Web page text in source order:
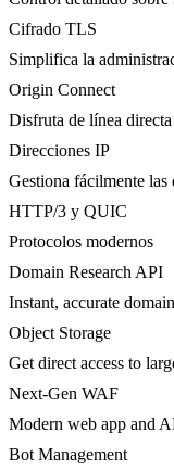
Cifrado TLS
Simplifica la
Origin Connect
Disfruta de línea
Direcciones IP
Gestiona fácilmente las
HTTP/3 y QUIC
Protocolos modernos
Domain Research API
Instant, accurate
Object Storage
Get direct access to
Next-Gen WAF
Modern web app and
Bot Management